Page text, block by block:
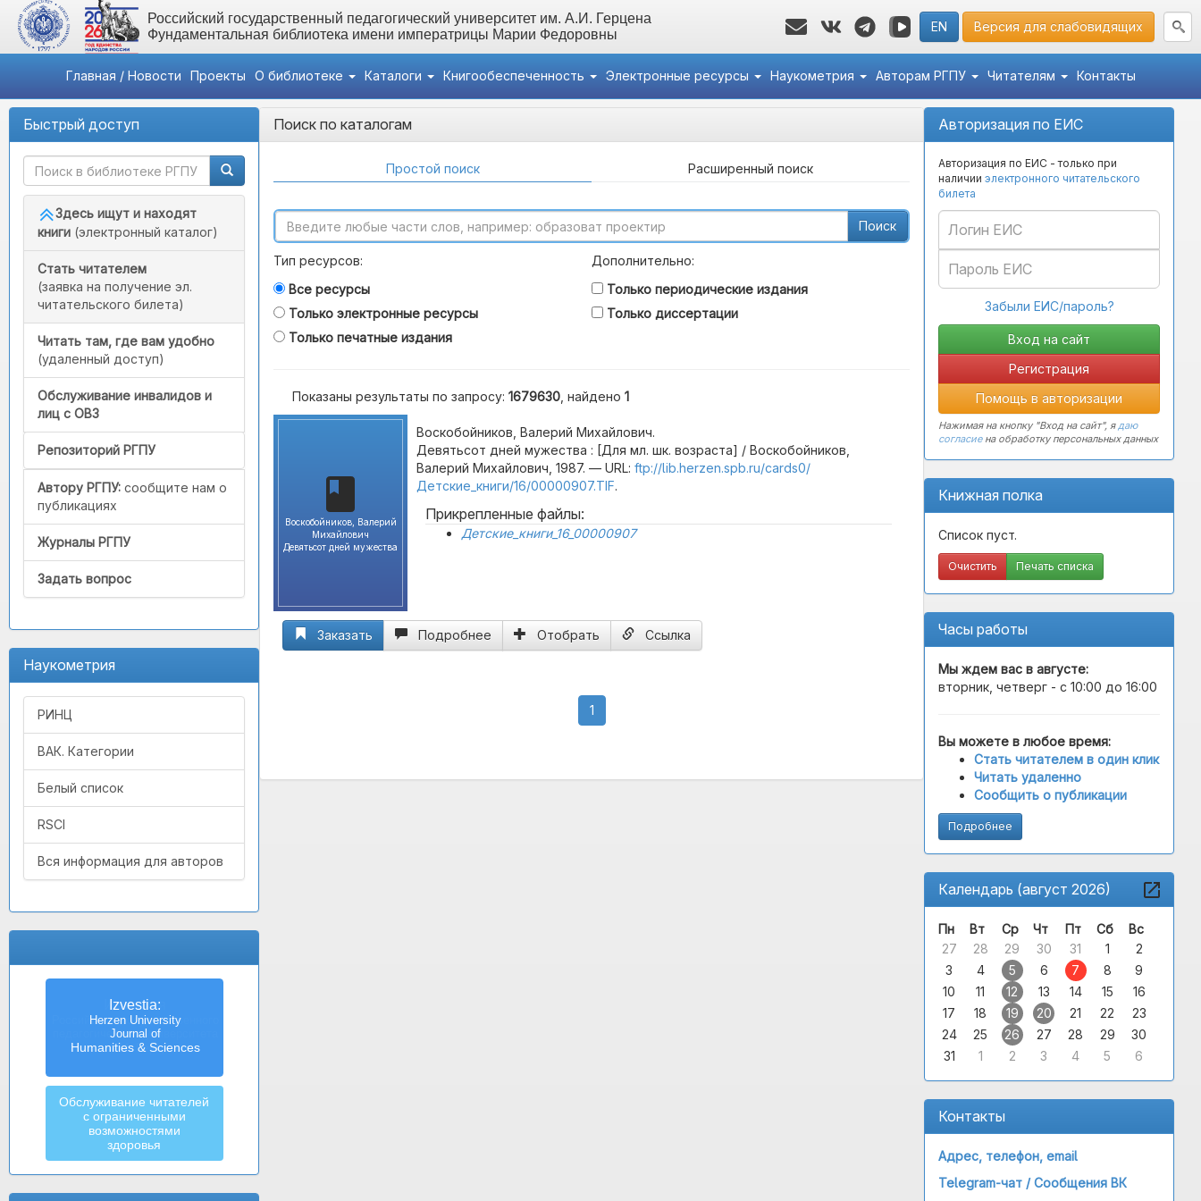
Российский государственный педагогический университет им. А.И. Герцена
Фундаментальная библиотека имени императрицы Марии Федоровны
EN Версия для слабовидящих
Главная / Новости Проекты О библиотеке Каталоги Книгообеспеченность Электронные ресурсы Наукометрия Авторам РГПУ Читателям Контакты
Быстрый доступ
Здесь ищут и находят
книги (электронный каталог)
Стать читателем
(заявка на получение эл.
читательского билета)
Читать там, где вам удобно
(удаленный доступ)
Обслуживание инвалидов и
лиц с ОВЗ
Репозиторий РГПУ
Автору РГПУ: сообщите нам о
публикациях
Журналы РГПУ
Задать вопрос
Наукометрия
РИНЦ
ВАК. Категории
Белый список
RSCI
Вся информация для авторов
Izvestia:
Herzen University
Journal of
Humanities & Sciences
Обслуживание читателей
с ограниченными
возможностями
здоровья
Авторизация по ЕИС
Авторизация по ЕИС - только при
наличии электронного читательского
билета
Забыли ЕИС/пароль?
Регистрация
Помощь в авторизации
Нажимая на кнопку "Вход на сайт", ядаю
согласиена обработку персональных данных
Книжная полка
Список пуст.
Очистить Печать списка
Часы работы
Мы ждем вас в августе:
вторник, четверг - с 10:00 до 16:00
Вы можете в любое время:
Стать читателем в один клик
Читать удаленно
Сообщить о публикации
Подробнее
Календарь (август 2026)
Пн Вт Ср Чт Пт Сб
Вс
27
28 29 30 31 1
2
3
4 5 6 7 8
9
10
11 12 13 14 15
16
17
18 19 20 21 22
23
24
25 26 27 28 29
30
31
1 2 3 4 5 6
Контакты
Адрес, телефон, email
Telegram-чат /Сообщения ВК
Поиск по каталогам
Простой поиск Расширенный поиск
Поиск
Тип ресурсов:
Все ресурсы
Только электронные ресурсы
Только печатные издания
Дополнительно:
Только периодические издания
Только диссертации
Показаны результаты по запросу: 1679630 , найдено 1
Воскобойников, Валерий
Михайлович
Девятьсот дней мужества
Воскобойников, Валерий Михайлович.
Девятьсот дней мужества : [Для мл. шк. возраста] / Воскобойников,
Валерий Михайлович, 1987. — URL: ftp://lib.herzen.spb.ru/cards0/
Детские_книги/16/00000907.TIF.
Прикрепленные файлы:
Детские_книги_16_00000907
Заказать Подробнее Отобрать Ссылка
1(current)